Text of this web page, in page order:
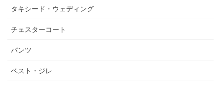
タキシード・ウェディング
チェスターコート
パンツ
ベスト・ジレ